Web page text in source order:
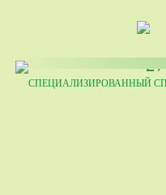
27
СПЕЦИАЛИЗИРОВАННЫЙ